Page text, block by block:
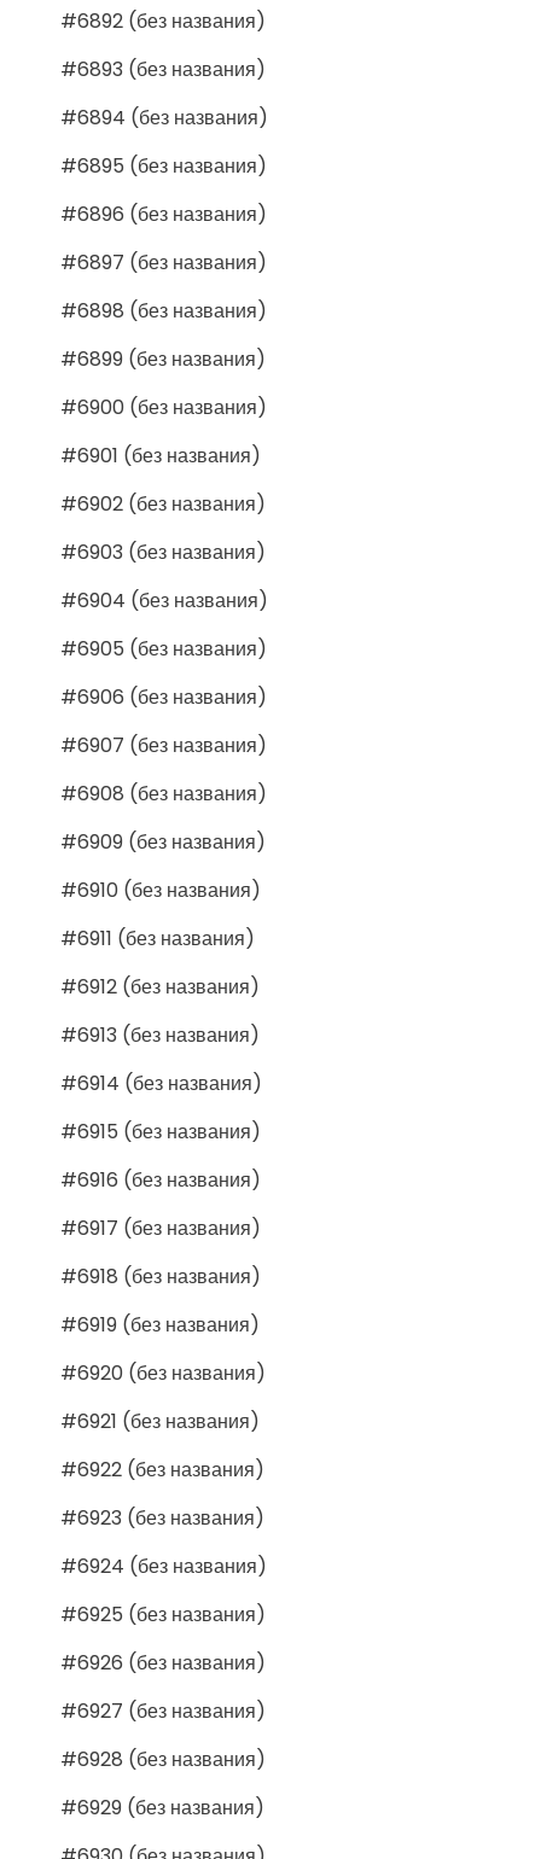
#6892 (без названия)
#6893 (без названия)
#6894 (без названия)
#6895 (без названия)
#6896 (без названия)
#6897 (без названия)
#6898 (без названия)
#6899 (без названия)
#6900 (без названия)
#6901 (без названия)
#6902 (без названия)
#6903 (без названия)
#6904 (без названия)
#6905 (без названия)
#6906 (без названия)
#6907 (без названия)
#6908 (без названия)
#6909 (без названия)
#6910 (без названия)
#6911 (без названия)
#6912 (без названия)
#6913 (без названия)
#6914 (без названия)
#6915 (без названия)
#6916 (без названия)
#6917 (без названия)
#6918 (без названия)
#6919 (без названия)
#6920 (без названия)
#6921 (без названия)
#6922 (без названия)
#6923 (без названия)
#6924 (без названия)
#6925 (без названия)
#6926 (без названия)
#6927 (без названия)
#6928 (без названия)
#6929 (без названия)